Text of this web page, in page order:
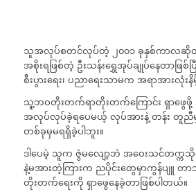
သူအလုပ်စတင်လုပ်တဲ့ ၂၀၀၁ ခုနှစ်ကာလဆိုတ
အစိုးရဖြစ်တဲ့ ဦးသန်းရွှေအုပ်ချုပ်နေတာဖြစ်
စီးပွားရေး၊ ပညာရေးသာမက အရာအားလုံးနိ
သူ့ဘဝတိုးတက်ရာတိုးတက်ကြောင်း ရှာဖွေဖို့
အလုပ်လုပ်ခဲ့ရပေမယ့် လုပ်အားနဲ့ တန်း တူညီမ
တစ်ခုမှမရရှိခဲ့ပါဘူး။
ဒါပေမဲ့ သူက ဇွဲမလျော့ဘဲ အဝေးသင်တ
နဲ့မအားတဲ့ကြားက ညပိုင်းတွေမှာကွန်ပျူ တ
တိုးတက်ရေးကို ရှာဖွေနေခဲ့တာဖြစ်ပါတယ်။